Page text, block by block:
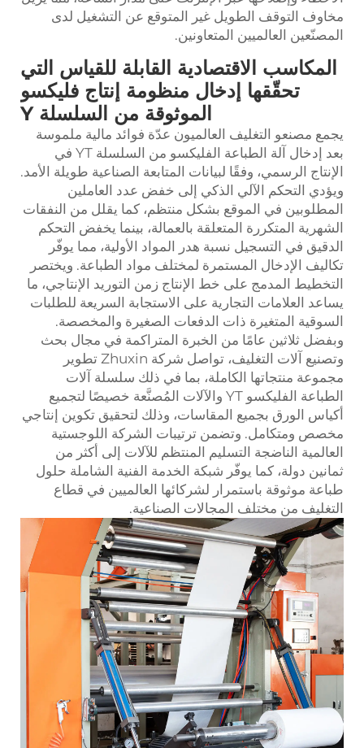
مخاوف التوقف الطويل غير المتوقع عن التشغيل لدى
المصنّعين العالميين المتعاونين.
المكاسب الاقتصادية القابلة للقياس التي
تحقّقها إدخال منظومة إنتاج فليكسو
الموثوقة من السلسلة Y
يجمع مصنعو التغليف العالميون عدّة فوائد مالية ملموسة
بعد إدخال آلة الطباعة الفليكسو من السلسلة YT في
الإنتاج الرسمي، وفقًا لبيانات المتابعة الصناعية طويلة الأمد.
ويؤدي التحكم الآلي الذكي إلى خفض عدد العاملين
المطلوبين في الموقع بشكل منتظم، كما يقلل من النفقات
الشهرية المتكررة المتعلقة بالعمالة، بينما يخفض التحكم
الدقيق في التسجيل نسبة هدر المواد الأولية، مما يوفّر
تكاليف الإدخال المستمرة لمختلف مواد الطباعة. ويختصر
التخطيط المدمج على خط الإنتاج زمن التوريد الإنتاجي، ما
يساعد العلامات التجارية على الاستجابة السريعة للطلبات
السوقية المتغيرة ذات الدفعات الصغيرة والمخصصة.
وبفضل ثلاثين عامًا من الخبرة المتراكمة في مجال بحث
وتصنيع آلات التغليف، تواصل شركة Zhuxin تطوير
مجموعة منتجاتها الكاملة، بما في ذلك سلسلة آلات
الطباعة الفليكسو YT والآلات المُصنَّعة خصيصًا لتجميع
أكياس الورق بجميع المقاسات، وذلك لتحقيق تكوين إنتاجي
مخصص ومتكامل. وتضمن ترتيبات الشركة اللوجستية
العالمية الناضجة التسليم المنتظم للآلات إلى أكثر من
ثمانين دولة، كما يوفّر شبكة الخدمة الفنية الشاملة حلول
طباعة موثوقة باستمرار لشركائها العالميين في قطاع
التغليف من مختلف المجالات الصناعية.